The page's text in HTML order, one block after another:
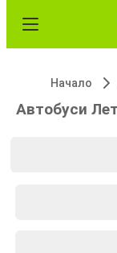
Начало
Автобуси